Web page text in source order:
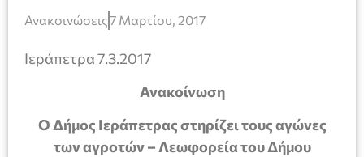
Ανακοινώσεις7 Μαρτίου, 2017
Ιεράπετρα 7.3.2017
Ανακοίνωση
Ο Δήμος Ιεράπετρας στηρίζει τους αγώνες
των αγροτών – Λεωφορεία του Δήμου